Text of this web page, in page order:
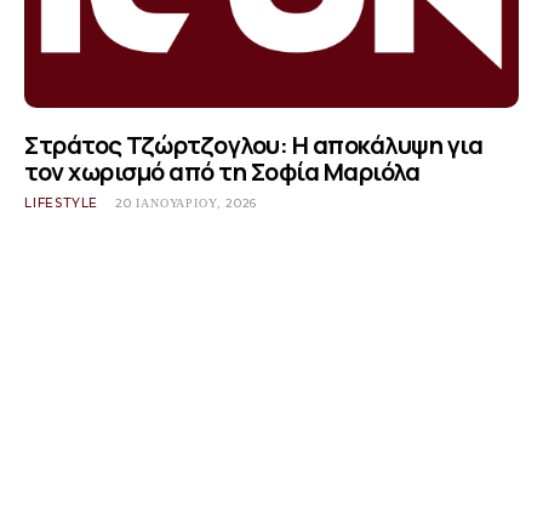
Στράτος Τζώρτζογλου: Η αποκάλυψη για
τον χωρισμό από τη Σοφία Μαριόλα
LIFESTYLE 20 ΙΑΝΟΥΑΡΊΟΥ, 2026